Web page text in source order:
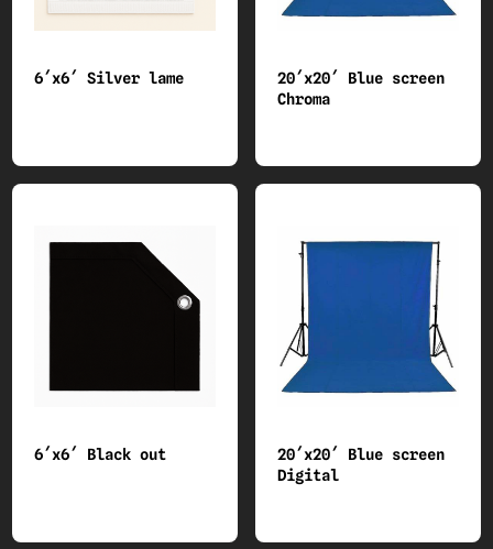
6´x6´ Silver lame
20´x20´ Blue screen
Chroma
6´x6´ Black out
20´x20´ Blue screen
Digital